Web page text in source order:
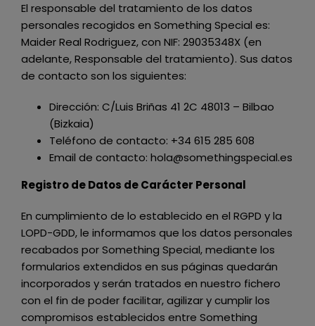
El responsable del tratamiento de los datos
personales recogidos en Something Special es:
Maider Real Rodriguez, con NIF: 29035348X(en
adelante, Responsable del tratamiento). Sus datos
de contacto son los siguientes:
Dirección: C/Luis Briñas 41 2C 48013 – Bilbao
(Bizkaia)
Teléfono de contacto: +34 615 285 608
Email de contacto: hola@somethingspecial.es
Registro de Datos de Carácter Personal
En cumplimiento de lo establecido en el RGPD y la
LOPD-GDD, le informamos que los datos personales
recabados porSomething Special, mediante los
formularios extendidos en sus páginas quedarán
incorporados y serán tratados en nuestro fichero
con el fin de poder facilitar, agilizar y cumplir los
compromisos establecidos entre Something